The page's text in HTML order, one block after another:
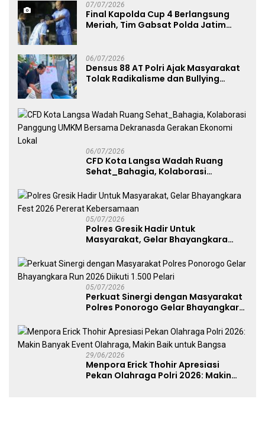
07/07/2026
Final Kapolda Cup 4 Berlangsung
Meriah, Tim Gabsat Polda Jatim
06/07/2026
Densus 88 AT Polri Ajak Masyarakat
Tolak Radikalisme dan Bullying
06/07/2026
CFD Kota Langsa Wadah Ruang
Sehat_Bahagia, Kolaborasi
Dekranasda Gerakan Ekonomi Lokal
05/07/2026
Polres Gresik Hadir Untuk
Masyarakat, Gelar Bhayangkara
05/07/2026
Perkuat Sinergi dengan Masyarakat
Polres Ponorogo Gelar Bhayangkara
29/06/2026
Menpora Erick Thohir Apresiasi
Pekan Olahraga Polri 2026: Makin